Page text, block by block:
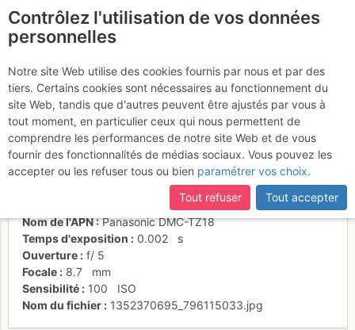
Mt Veyrier-Mt Baron
Activités
Date/heure
7 nov. 2012 14:36
Contributeur
Kador
collaboratif (CC by-sa)
Nom de l'APN
Panasonic DMC-TZ18
Temps d'exposition
0.002
s
Ouverture
f/ 5
Focale
8.7
mm
Sensibilité
100
ISO
Nom du fichier
1352370695_796115033.jpg
Contrôlez l'utilisation de vos données
personnelles
Notre site Web utilise des cookies fournis par nous et par des
tiers. Certains cookies sont nécessaires au fonctionnement du
site Web, tandis que d'autres peuvent être ajustés par vous à
tout moment, en particulier ceux qui nous permettent de
comprendre les performances de notre site Web et de vous
fournir des fonctionnalités de médias sociaux. Vous pouvez les
accepter ou les refuser tous ou bien paramétrer vos choix.
Tout refuser
Tout accepter